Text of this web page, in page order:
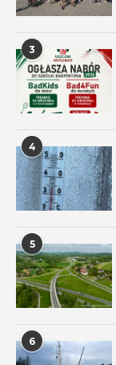
3
4
5
6